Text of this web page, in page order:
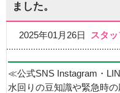
ました。
2025年01月26日 スタ
≪公式SNS Instagram・
水回りの豆知識や緊急時